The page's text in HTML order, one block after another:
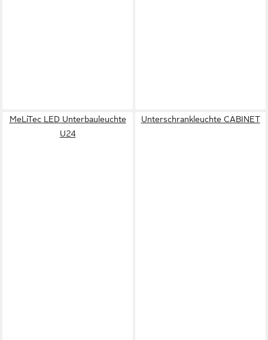
MeLiTec LED Unterbauleuchte
U24
Unterschrankleuchte CABINET